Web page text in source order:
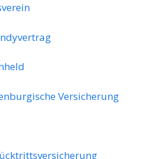
Versicherung